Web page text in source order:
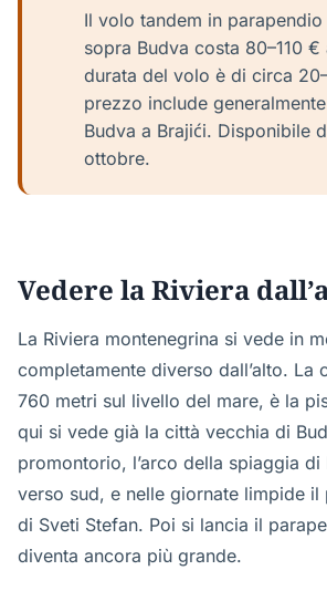
Il volo tandem in parapendio
sopra Budva costa 80–110 €
durata del volo è di circa
prezzo include
Budva a Brajići. Disponibile
ottobre.
Vedere la Riviera
La Riviera montenegrina si vede in
completamente diverso dall’alto. La
760 metri sul livello del mare, è la
qui si vede già la città vecchia di
promontorio, l’arco della spiaggia di
verso sud, e nelle giornate limpide il
di Sveti Stefan. Poi si lancia il
diventa ancora più grande.